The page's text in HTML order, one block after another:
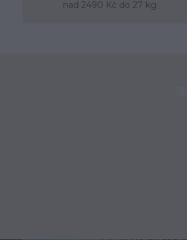
nad 2490 Kč do 27 kg